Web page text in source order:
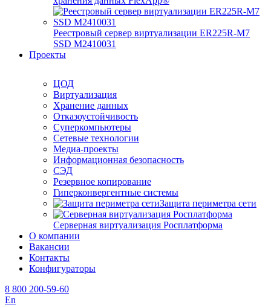
Реестровый сервер виртуализации ER225R-M7
SSD М2410031
Проекты
ЦОД
Виртуализация
Хранение данных
Отказоустойчивость
Суперкомпьютеры
Сетевые технологии
Медиа-проекты
Информационная безопасность
СЭД
Резервное копирование
Гиперконвергентные системы
Защита периметра сети
Серверная виртуализация Росплатформа
О компании
Вакансии
Контакты
Конфигураторы
8 800 200-59-60
En